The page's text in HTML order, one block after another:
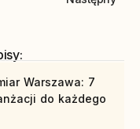
Warszawa: 7
do każdego